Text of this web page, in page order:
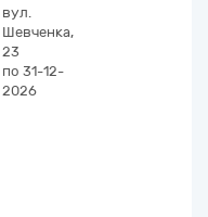
вул.
Шевченка,
23
по 31-12-
2026